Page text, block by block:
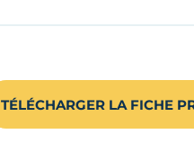
TÉLÉCHARGER LA FICHE